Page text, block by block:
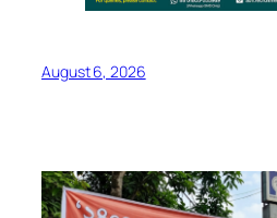
August 6, 2026